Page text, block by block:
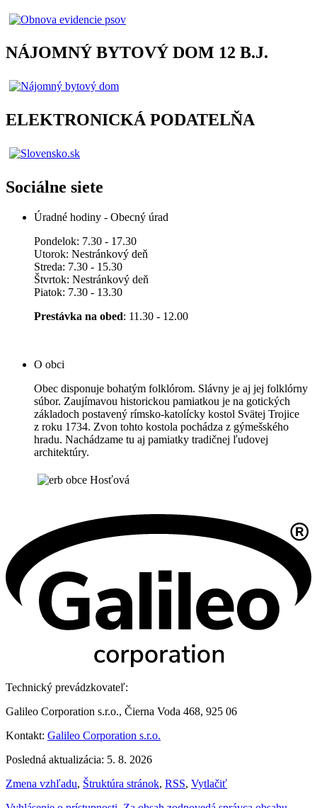
NÁJOMNÝ BYTOVÝ DOM 12 B.J.
ELEKTRONICKÁ PODATELŇA
Sociálne siete
Úradné hodiny - Obecný úrad
Pondelok: 7.30 - 17.30
Utorok: Nestránkový deň
Streda: 7.30 - 15.30
Štvrtok: Nestránkový deň
Piatok: 7.30 - 13.30
Prestávka na obed: 11.30 - 12.00
O obci
Obec disponuje bohatým folklórom. Slávny je aj jej folklórny
súbor. Zaujímavou historickou pamiatkou je na gotických
základoch postavený rímsko-katolícky kostol Svätej Trojice
z roku 1734. Zvon tohto kostola pochádza z gýmešského
hradu. Nachádzame tu aj pamiatky tradičnej ľudovej
architektúry.
Technický prevádzkovateľ:
Galileo Corporation s.r.o., Čierna Voda 468, 925 06
Kontakt: Galileo Corporation s.r.o.
Posledná aktualizácia: 5. 8. 2026
Zmena vzhľadu, Štruktúra stránok, RSS, Vytlačiť